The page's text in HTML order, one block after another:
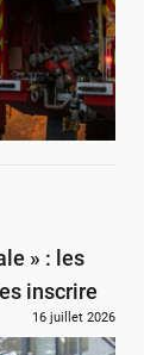
» : les
inscrire
16 juillet 2026